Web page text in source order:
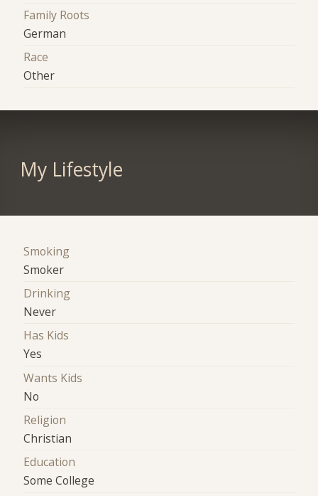
Family Roots
German
Race
Other
My Lifestyle
Smoking
Smoker
Drinking
Never
Has Kids
Yes
Wants Kids
No
Religion
Christian
Education
Some College